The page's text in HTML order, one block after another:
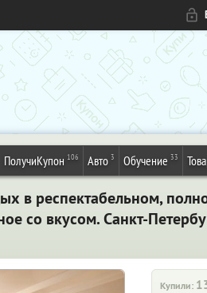
ПолучиКупон 106 Авто 3 Обучение 33
в респектабельном,
со вкусом. Санкт-
Купили: